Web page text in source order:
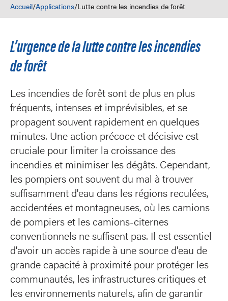
Accueil/Applications/Lutte contre les incendies de forêt
L’urgence de la lutte contre les incendies
de forêt
Les incendies de forêt sont de plus en plus
fréquents, intenses et imprévisibles, et se
propagent souvent rapidement en quelques
minutes. Une action précoce et décisive est
cruciale pour limiter la croissance des
incendies et minimiser les dégâts. Cependant,
les pompiers ont souvent du mal à trouver
suffisamment d'eau dans les régions reculées,
accidentées et montagneuses, où les camions
de pompiers et les camions-citernes
conventionnels ne suffisent pas. Il est essentiel
d'avoir un accès rapide à une source d'eau de
grande capacité à proximité pour protéger les
communautés, les infrastructures critiques et
les environnements naturels, afin de garantir